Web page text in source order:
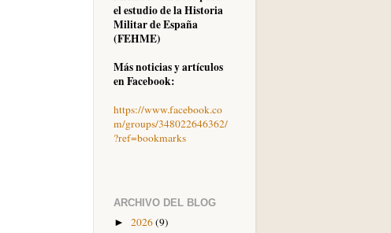
el estudio de la Historia
Militar de España
(FEHME)
Más noticias y artículos
en Facebook:
https://www.facebook.co
m/groups/348022646362/
?ref=bookmarks
ARCHIVO DEL BLOG
► 2026(9)